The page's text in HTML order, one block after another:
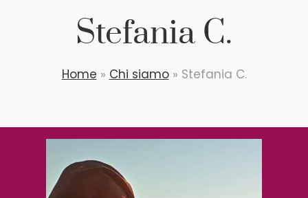
Stefania C.
Home » Chi siamo» Stefania C.